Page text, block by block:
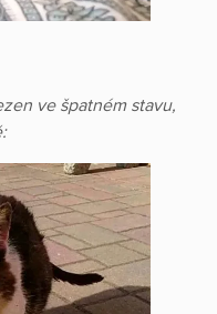
ve špatném stavu,